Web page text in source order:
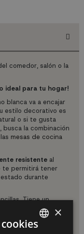
comedor, salón o la
ideal para tu hogar!
blanca va a encajar
estilo decorativo es
o si te gusta
la combinación
mesas de cocina
resistente al
te permitirá tener
durante
Tiene un
al diseño y
y robusta para que
del día con tu
×